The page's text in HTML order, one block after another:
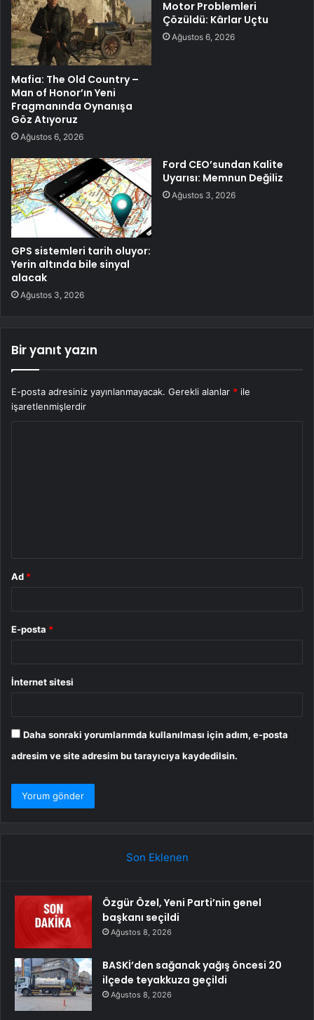
Mafia: The Old Country –
Man of Honor’ın Yeni
Fragmanında Oynanışa
Göz Atıyoruz
Ağustos 6, 2026
Motor Problemleri
Çözüldü: Kârlar Uçtu
Ağustos 6, 2026
GPS sistemleri tarih oluyor:
Yerin altında bile sinyal
alacak
Ağustos 3, 2026
Ford CEO’sundan Kalite
Uyarısı: Memnun Değiliz
Ağustos 3, 2026
Bir yanıt yazın
E-posta adresiniz yayınlanmayacak. Gerekli alanlar * ile
işaretlenmişlerdir
Ad *
E-posta *
İnternet sitesi
Daha sonraki yorumlarımda kullanılması için adım, e-posta
adresim ve site adresim bu tarayıcıya kaydedilsin.
Son Eklenen
Özgür Özel, Yeni Parti’nin genel
başkanı seçildi
Ağustos 8, 2026
BASKİ’den sağanak yağış öncesi 20
ilçede teyakkuza geçildi
Ağustos 8, 2026